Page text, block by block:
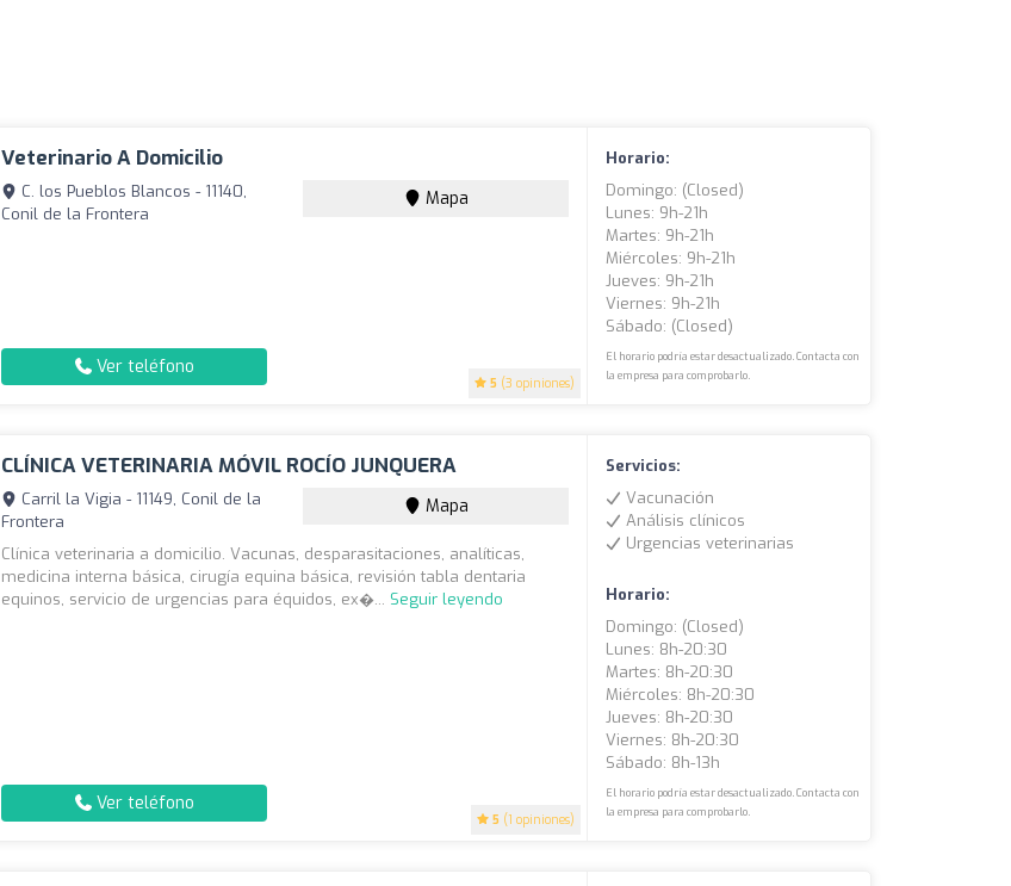
Veterinario A Domicilio
5 (3 opiniones)
C. los Pueblos Blancos - 11140,
Conil de la Frontera
Mapa
Ver teléfono
Horario:
Domingo: (closed)
Lunes: 9h-21h
Martes: 9h-21h
Miércoles: 9h-21h
Jueves: 9h-21h
Viernes: 9h-21h
Sábado: (closed)
El horario podría estar desactualizado. Contacta con
la empresa para comprobarlo.
CLÍNICA VETERINARIA MÓVIL ROCÍO JUNQUERA
5 (1 opiniones)
Carril la Vigia - 11149, Conil de la
Frontera
Mapa
Clínica veterinaria a domicilio. Vacunas, desparasitaciones, analíticas,
medicina interna básica, cirugía equina básica, revisión tabla dentaria
equinos, servicio de urgencias para équidos, ex�... Seguir leyendo
Ver teléfono
Servicios:
Vacunación
Análisis clínicos
Urgencias veterinarias
Horario:
Domingo: (closed)
Lunes: 8h-20:30
Martes: 8h-20:30
Miércoles: 8h-20:30
Jueves: 8h-20:30
Viernes: 8h-20:30
Sábado: 8h-13h
El horario podría estar desactualizado. Contacta con
la empresa para comprobarlo.